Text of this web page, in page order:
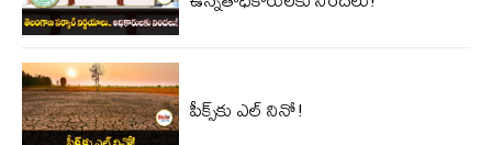
పీక్స్‌కు ఎల్‌ నినో!